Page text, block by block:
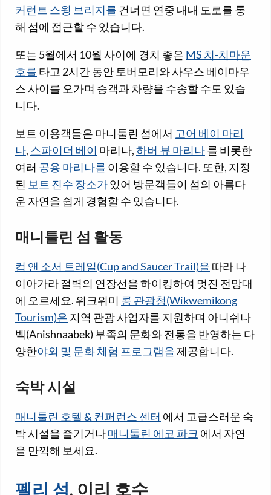
커런트 스윙 브리지를 건너면 연중 내내 도로를 통
해 섬에 접근할 수 있습니다.
또는 5월에서 10월 사이에 경치 좋은 MS 치-치마운
호를 타고 2시간 동안 토버모리와 사우스 베이마우
스 사이를 오가며 승객과 차량을 수송할 수도 있습
니다.
보트 이용객들은 마니툴린 섬에서 고어 베이 마리
나, 스파이더 베이 마리나,하버 뷰 마리나를 비롯한
여러 공용 마리나를 이용할 수 있습니다. 또한, 지정
된 보트 진수 장소가있어 방문객들이 섬의 아름다
운 자연을 쉽게 경험할 수 있습니다.
매니툴린 섬 활동
컵 앤 소서 트레일(Cup and Saucer Trail)을 따라 나
이아가라 절벽의 연장선을 하이킹하여 멋진 전망대
에 오르세요. 위크위미 콩 관광청(Wikwemikong
Tourism)은 지역 관광 사업자를 지원하며 아니쉬나
벡(Anishnaabek) 부족의 문화와 전통을 반영하는 다
양한야외 및 문화 체험 프로그램을제공합니다.
숙박 시설
매니툴린 호텔 & 컨퍼런스 센터 에서 고급스러운 숙
박 시설을 즐기거나매니툴린 에코 파크 에서 자연
을 만끽해 보세요.